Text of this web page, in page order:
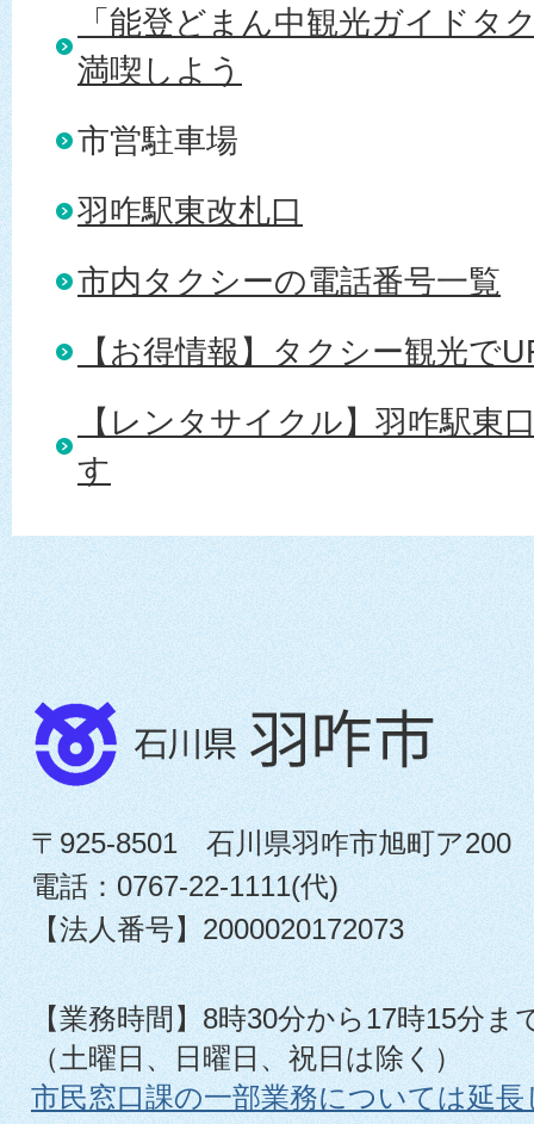
「能登どまん中観光ガイドタ
満喫しよう
市営駐車場
羽咋駅東改札口
市内タクシーの電話番号一覧
【お得情報】タクシー観光で
【レンタサイクル】羽咋駅東
す
〒925-8501 石川県羽咋市旭町ア200
電話：0767-22-1111(代)
【法人番号】2000020172073
【業務時間】8時30分から17時15分ま
（土曜日、日曜日、祝日は除く）
市民窓口課の一部業務については延